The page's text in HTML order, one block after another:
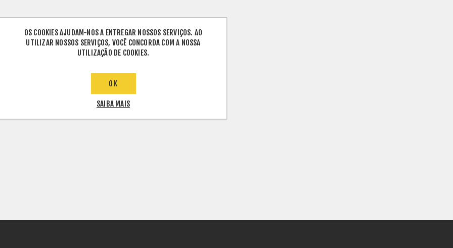
OS COOKIES AJUDAM-NOS A ENTREGAR NOSSOS SERVIÇOS. AO
UTILIZAR NOSSOS SERVIÇOS, VOCÊ CONCORDA COM A NOSSA
UTILIZAÇÃO DE COOKIES.
OK
SAIBA MAIS